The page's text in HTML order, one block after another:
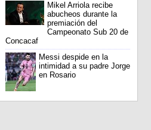
Mikel Arriola recibe
abucheos durante la
premiación del
Campeonato Sub 20 de
Concacaf
Messi despide en la
intimidad a su padre Jorge
en Rosario